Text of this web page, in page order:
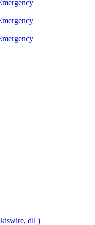
dll )